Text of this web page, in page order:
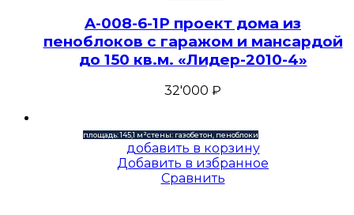
A-008-6-1P проект дома из
пеноблоков с гаражом и мансардой
до 150 кв.м. «Лидер-2010-4»
32'000 ₽
площадь: 145,1 м²стены: газобетон, пеноблоки
добавить в корзину
Добавить в избранное
Сравнить